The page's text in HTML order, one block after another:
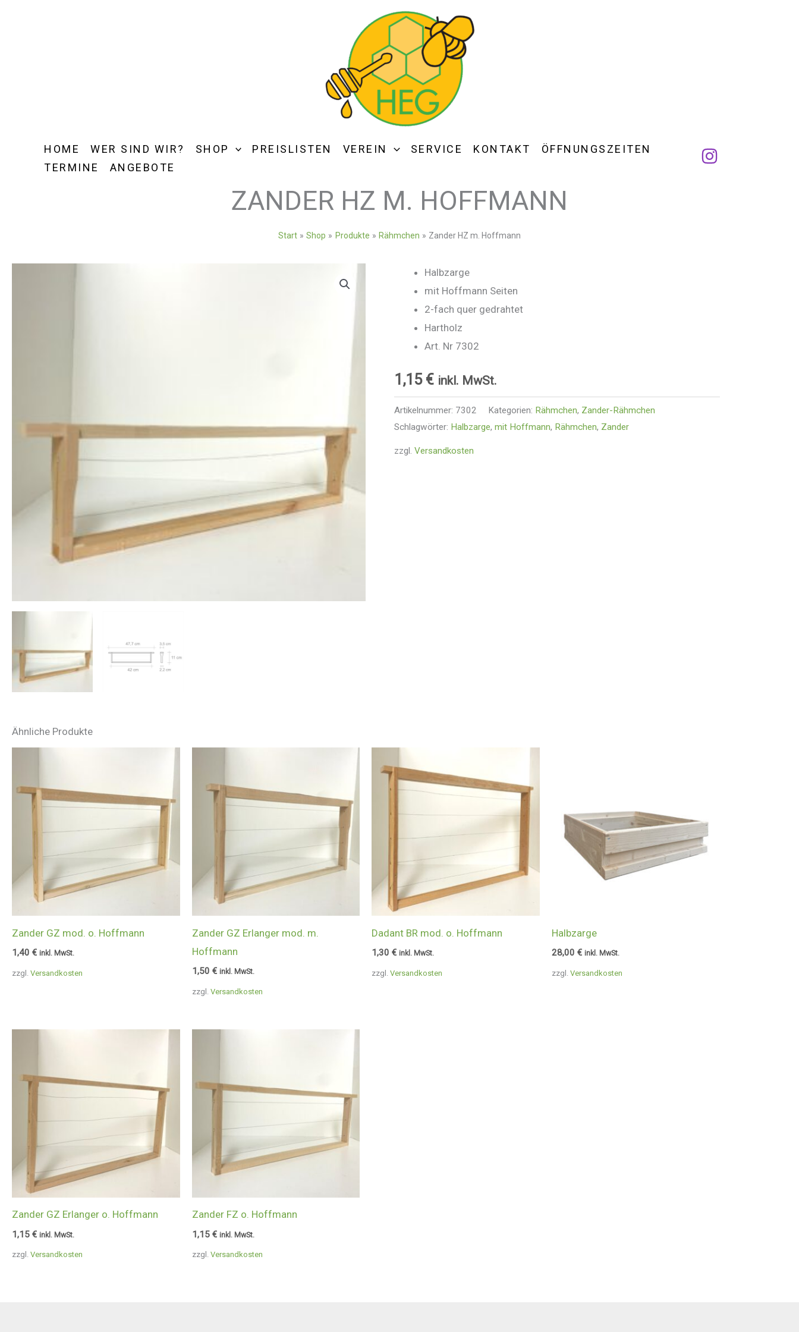
HOME WER SIND WIR? SHOP PREISLISTEN VEREIN SERVICE KONTAKT
ÖFFNUNGSZEITEN
TERMINE
ANGEBOTE
ZANDER HZ M. HOFFMANN
Start Shop Produkte Rähmchen Zander HZ m. Hoffmann
Halbzarge
mit Hoffmann Seiten
2-fach quer gedrahtet
Hartholz
Art. Nr 7302
1,15 € inkl. MwSt.
Artikelnummer: 7302 Kategorien: Rähmchen, Zander-Rähmchen
Schlagwörter: Halbzarge, mit Hoffmann, Rähmchen, Zander
zzgl. Versandkosten
Ähnliche Produkte
zzgl. Versandkosten
Zander GZ mod. o. Hoffmann
1,40 € inkl. MwSt.
zzgl. Versandkosten
Zander GZ Erlanger mod. m.
Hoffmann
1,50 € inkl. MwSt. zzgl.Versandkosten
Dadant BR mod. o. Hoffmann
1,30€ inkl. MwSt.
zzgl. Versandkosten
Halbzarge
28,00 € inkl. MwSt.
zzgl. Versandkosten
Zander GZ Erlanger o. Hoffmann
1,15 € inkl. MwSt.
zzgl. Versandkosten
Zander FZ o. Hoffmann
1,15 € inkl. MwSt.